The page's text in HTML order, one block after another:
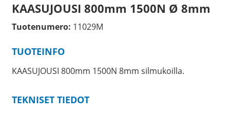
KAASUJOUSI 800mm 1500N Ø 8mm
Tuotenumero: 11029M
TUOTEINFO
KAASUJOUSI 800mm 1500N 8mm silmukoilla.
TEKNISET TIEDOT